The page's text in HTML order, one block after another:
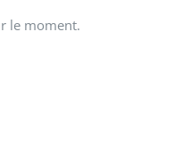
le moment.